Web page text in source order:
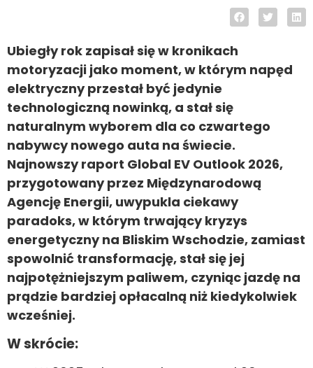
Ubiegły rok zapisał się w kronikach
motoryzacji jako moment, w którym napęd
elektryczny przestał być jedynie
technologiczną nowinką, a stał się
naturalnym wyborem dla co czwartego
nabywcy nowego auta na świecie.
Najnowszy raport Global EV Outlook 2026,
przygotowany przez Międzynarodową
Agencję Energii, uwypukla ciekawy
paradoks, w którym trwający kryzys
energetyczny na Bliskim Wschodzie, zamiast
spowolnić transformację, stał się jej
najpotężniejszym paliwem, czyniąc jazdę na
prądzie bardziej opłacalną niż kiedykolwiek
wcześniej.
W skrócie: